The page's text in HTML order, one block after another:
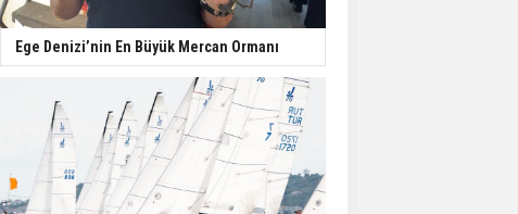
Ege Denizi’nin En Büyük Mercan Ormanı